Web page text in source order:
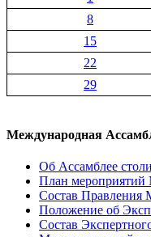
8
15
22
29
Международная
Об Ассамблее
План мероприятий
Состав
Положение об
Состав